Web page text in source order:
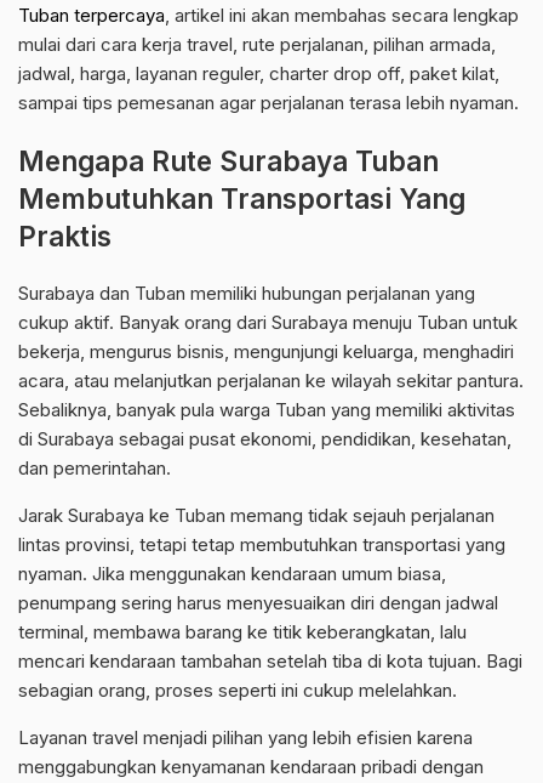
Tuban terpercaya, artikel ini akan membahas secara lengkap
mulai dari cara kerja travel, rute perjalanan, pilihan armada,
jadwal, harga, layanan reguler, charter drop off, paket kilat,
sampai tips pemesanan agar perjalanan terasa lebih nyaman.
Mengapa Rute Surabaya Tuban
Membutuhkan Transportasi Yang
Praktis
Surabaya dan Tuban memiliki hubungan perjalanan yang
cukup aktif. Banyak orang dari Surabaya menuju Tuban untuk
bekerja, mengurus bisnis, mengunjungi keluarga, menghadiri
acara, atau melanjutkan perjalanan ke wilayah sekitar pantura.
Sebaliknya, banyak pula warga Tuban yang memiliki aktivitas
di Surabaya sebagai pusat ekonomi, pendidikan, kesehatan,
dan pemerintahan.
Jarak Surabaya ke Tuban memang tidak sejauh perjalanan
lintas provinsi, tetapi tetap membutuhkan transportasi yang
nyaman. Jika menggunakan kendaraan umum biasa,
penumpang sering harus menyesuaikan diri dengan jadwal
terminal, membawa barang ke titik keberangkatan, lalu
mencari kendaraan tambahan setelah tiba di kota tujuan. Bagi
sebagian orang, proses seperti ini cukup melelahkan.
Layanan travel menjadi pilihan yang lebih efisien karena
menggabungkan kenyamanan kendaraan pribadi dengan